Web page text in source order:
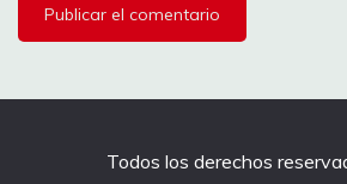
Todos los derechos